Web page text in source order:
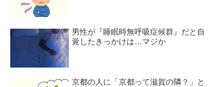
男性が『睡眠時無呼吸症候群』だと自
覚したきっかけは…マジか
京都の人に「京都って滋賀の隣？」と